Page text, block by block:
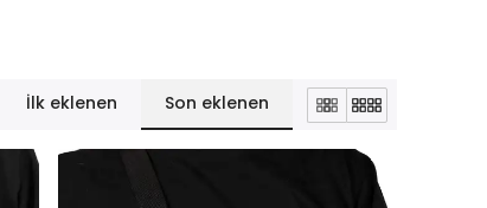
İlk eklenen Son eklenen